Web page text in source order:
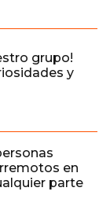
grupo!
y
en
parte